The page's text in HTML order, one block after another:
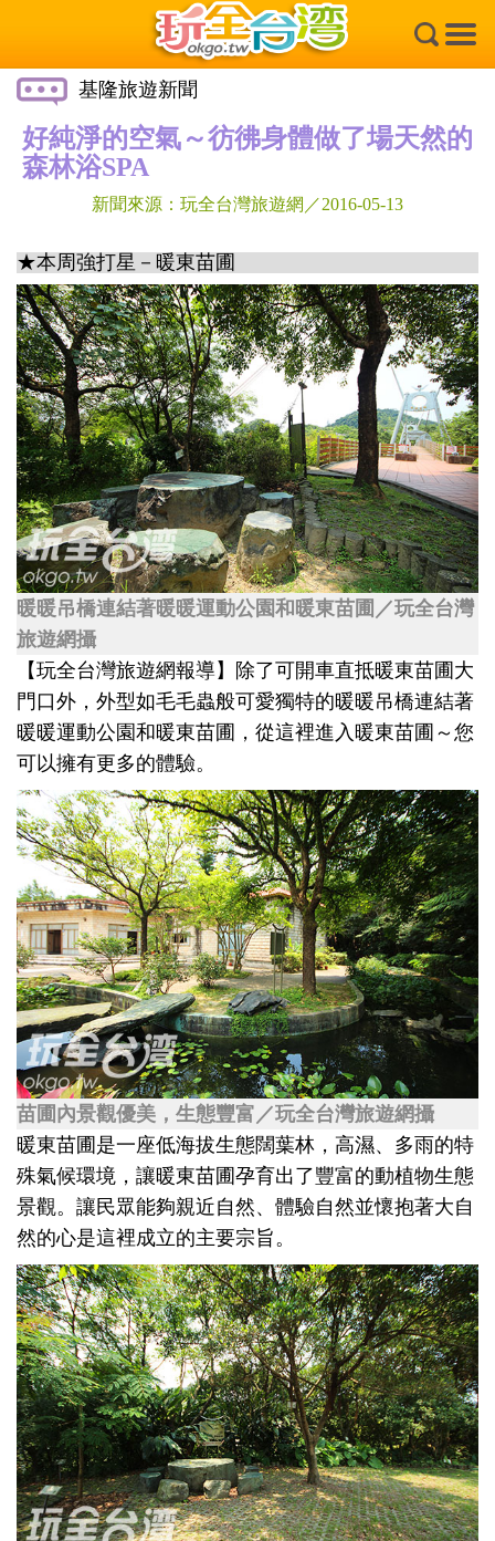
×
基隆旅遊新聞
好純淨的空氣～彷彿身體做了場天然的
森林浴SPA
新聞來源：玩全台灣旅遊網／2016-05-13
★本周強打星－暖東苗圃
暖暖吊橋連結著暖暖運動公園和暖東苗圃／玩全台灣
旅遊網攝
【玩全台灣旅遊網報導】除了可開車直抵暖東苗圃大
門口外，外型如毛毛蟲般可愛獨特的暖暖吊橋連結著
暖暖運動公園和暖東苗圃，從這裡進入暖東苗圃～您
可以擁有更多的體驗。
苗圃內景觀優美，生態豐富／玩全台灣旅遊網攝
暖東苗圃是一座低海拔生態闊葉林，高濕、多雨的特
殊氣候環境，讓暖東苗圃孕育出了豐富的動植物生態
景觀。讓民眾能夠親近自然、體驗自然並懷抱著大自
然的心是這裡成立的主要宗旨。